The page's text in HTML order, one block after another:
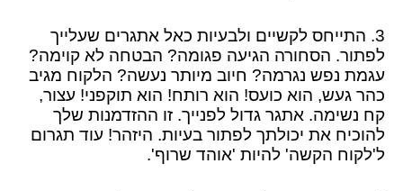
3. התייחס לקשיים ולבעיות כאל אתגרים שעלייך
לפתור. הסחורה הגיעה פגומה? הבטחה לא קוימה?
עגמת נפש נגרמה? חיוב מיותר נעשה? הלקוח מגיב
כהר געש, הוא כועס! הוא רותח! הוא תוקפני! עצור,
קח נשימה. אתגר גדול לפנייך. זו ההזדמנות שלך
להוכיח את יכולתך לפתור בעיות. היזהר! עוד תגרום
ל'לקוח הקשה' להיות 'אוהד שרוף'.